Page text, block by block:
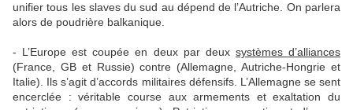
unifier tous les slaves du sud au dépend de l’Autriche. On parlera
alors de poudrière balkanique.
- L’Europe est coupée en deux par deux systèmes d’alliances
(France, GB et Russie) contre (Allemagne, Autriche-Hongrie et
Italie). Ils s’agit d’accords militaires défensifs. L’Allemagne se sent
encerclée : véritable course aux armements et exaltation du